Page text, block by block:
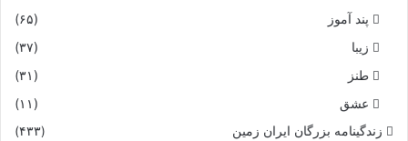
پند آموز
(۶۵)
زیبا
(۳۷)
طنز
(۳۱)
عشق
(۱۱)
زندگینامه بزرگان ایران زمین (۴۳۳)